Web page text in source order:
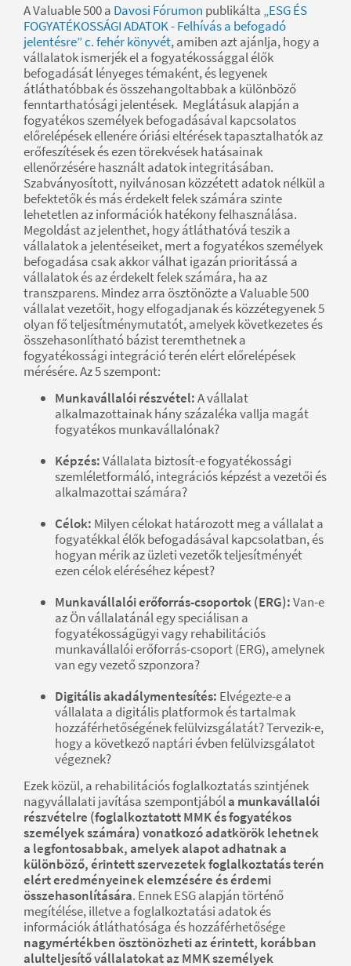
A Valuable 500 a Davosi Fórumon publikálta „ESG ÉS
FOGYATÉKOSSÁGI ADATOK - Felhívás a befogadó
jelentésre” c. fehér könyvét, amiben azt ajánlja, hogy a
vállalatok ismerjék el a fogyatékossággal élők
befogadását lényeges témaként, és legyenek
átláthatóbbak és összehangoltabbak a különböző
fenntarthatósági jelentések. Meglátásuk alapján a
fogyatékos személyek befogadásával kapcsolatos
előrelépések ellenére óriási eltérések tapasztalhatók az
erőfeszítések és ezen törekvések hatásainak
ellenőrzésére használt adatok integritásában.
Szabványosított, nyilvánosan közzétett adatok nélkül a
befektetők és más érdekelt felek számára szinte
lehetetlen az információk hatékony felhasználása.
Megoldást az jelenthet, hogy átláthatóvá teszik a
vállalatok a jelentéseiket, mert a fogyatékos személyek
befogadása csak akkor válhat igazán prioritássá a
vállalatok és az érdekelt felek számára, ha az
transzparens. Mindez arra ösztönözte a Valuable 500
vállalat vezetőit, hogy elfogadjanak és közzétegyenek 5
olyan fő teljesítménymutatót, amelyek következetes és
összehasonlítható bázist teremthetnek a
fogyatékossági integráció terén elért előrelépések
mérésére. Az 5 szempont:
Munkavállalói részvétel:A vállalat
alkalmazottainak hány százaléka vallja magát
fogyatékos munkavállalónak?
Képzés:Vállalata biztosít-e fogyatékossági
szemléletformáló, integrációs képzést a vezetői és
alkalmazottai számára?
Célok: Milyen célokat határozott meg a vállalat a
fogyatékkal élők befogadásával kapcsolatban, és
hogyan mérik az üzleti vezetők teljesítményét
ezen célok eléréséhez képest?
Munkavállalói erőforrás-csoportok (ERG):Van-e
az Ön vállalatánál egy speciálisan a
fogyatékosságügyi vagy rehabilitációs
munkavállalói erőforrás-csoport (ERG), amelynek
van egy vezető szponzora?
Digitális akadálymentesítés: Elvégezte-e a
vállalata a digitális platformok és tartalmak
hozzáférhetőségének felülvizsgálatát? Tervezik-e,
hogy a következő naptári évben felülvizsgálatot
végeznek?
Ezek közül, a rehabilitációs foglalkoztatás szintjének
nagyvállalati javítása szempontjábóla munkavállalói
részvételre (foglalkoztatott MMK és fogyatékos
személyek számára) vonatkozó adatkörök lehetnek
a legfontosabbak, amelyek alapot adhatnak a
különböző, érintett szervezetek foglalkoztatás terén
elért eredményeinek elemzésére és érdemi
összehasonlítására. Ennek ESG alapján történő
megítélése, illetve a foglalkoztatási adatok és
információk átláthatósága és hozzáférhetősége
nagymértékben ösztönözheti az érintett, korábban
alulteljesítő vállalatokat az MMK személyek